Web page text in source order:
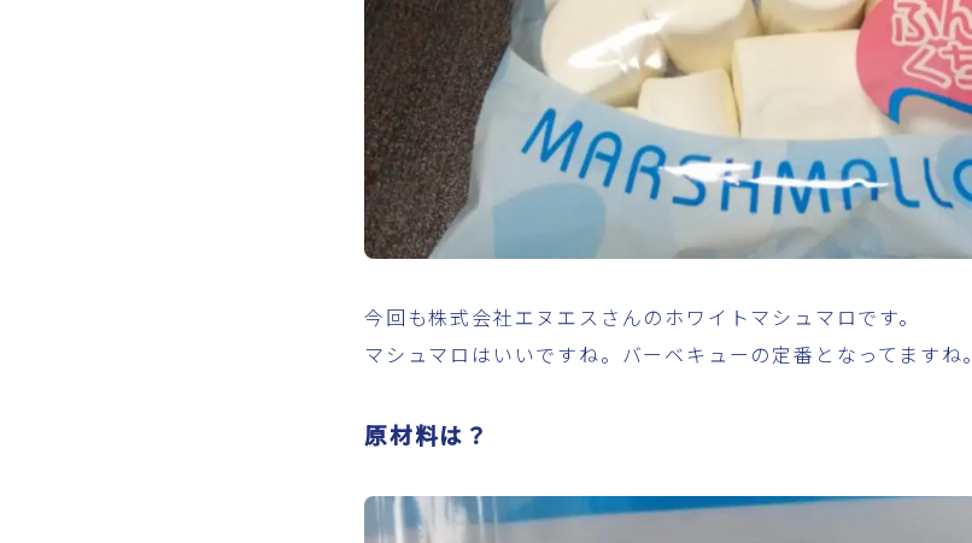
今回も株式会社エヌエスさんのホワイトマシュマロです。
マシュマロはいいですね。バーベキューの定番となってますね。
原材料は？